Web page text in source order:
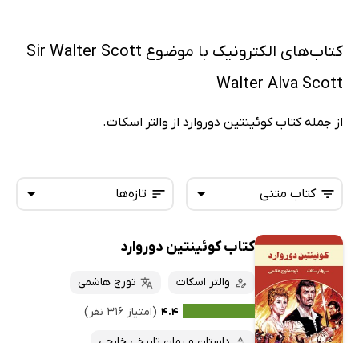
کتاب‌های الکترونیک با موضوع Sir Walter Scott
Walter Alva Scott
از جمله کتاب کوئینتین دوروارد از والتر اسکات.
تازه‌ها
تازه‌ها
داغ‌ترین‌ها
پرفروش‌ها
کتاب متنی
همه کتاب‌ها
کتاب‌های صوتی
کتاب‌های متنی
کتاب کوئینتین دوروارد
والتر اسکات
تورج هاشمی
۴.۴ (امتیاز ۳۱۶ نفر)